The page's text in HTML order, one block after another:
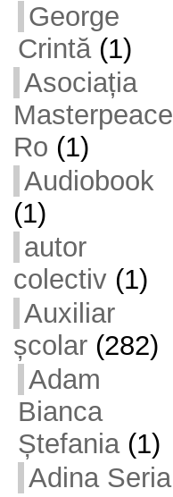
George
Crintă(1)
Asociația
Masterpeace
Ro (1)
Audiobook
(1)
autor
colectiv(1)
Auxiliar
școlar(282)
Adam
Bianca
Ștefania(1)
Adina Seria